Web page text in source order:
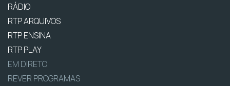
RÁDIO
RTP ARQUIVOS
RTP ENSINA
RTP PLAY
EM DIRETO
REVER PROGRAMAS